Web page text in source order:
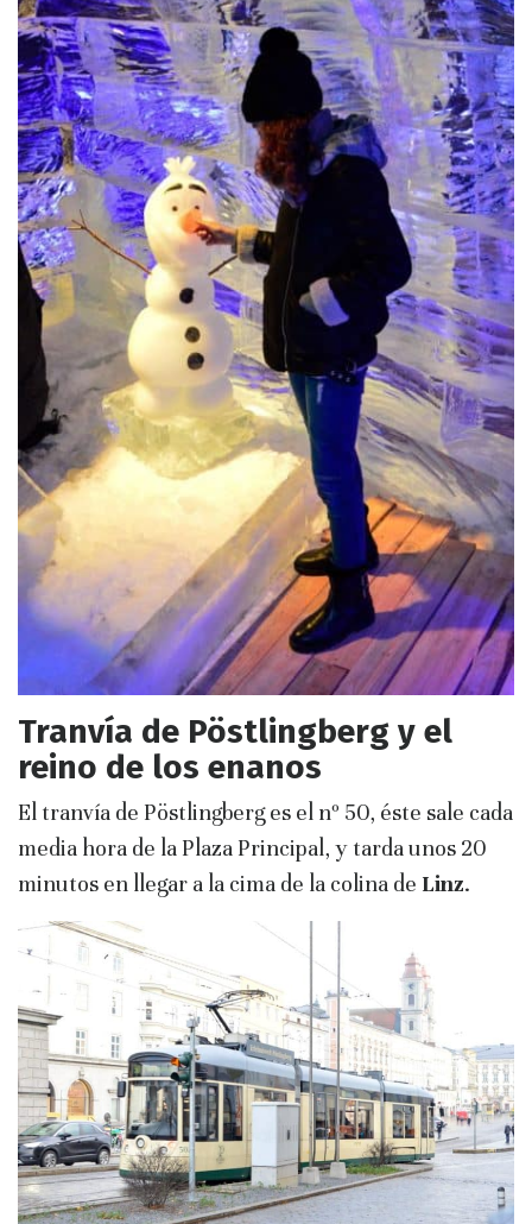
Tranvía de Pöstlingberg y el
reino de los enanos
El tranvía de Pöstlingberg es el nº 50, éste sale cada
media hora de la Plaza Principal, y tarda unos 20
minutos en llegar a la cima de la colina de Linz.